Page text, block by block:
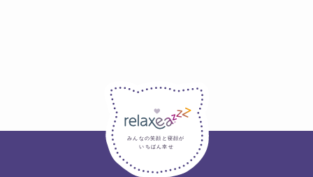
みんなの笑顔と寝顔が
いちばん幸せ